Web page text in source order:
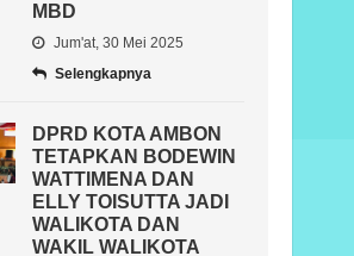
MBD
Jum'at, 30 Mei 2025
Selengkapnya
DPRD KOTA AMBON
TETAPKAN BODEWIN
WATTIMENA DAN
ELLY TOISUTTA JADI
WALIKOTA DAN
WAKIL WALIKOTA